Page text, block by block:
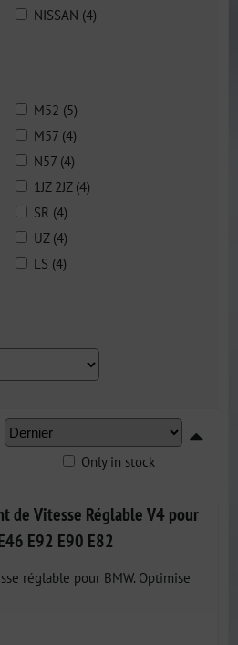
NISSAN (4)
M52 (5)
M57 (4)
N57 (4)
1JZ 2JZ (4)
SR (4)
UZ (4)
LS (4)
Only in stock
de Vitesse Réglable V4 pour
E92 E90 E82
réglable pour BMW. Optimise